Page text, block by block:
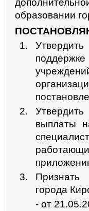
образовании
выплаты
Признать
города
- от